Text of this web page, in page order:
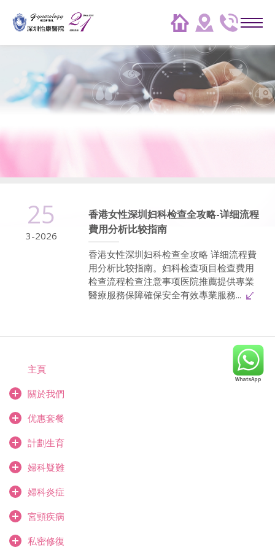
25
3-2026
香港女性深圳妇科检查全攻略-详细流程
費用分析比较指南
香港女性深圳妇科检查全攻略 详细流程費
用分析比较指南。妇科检查项目检查費用
检查流程检查注意事项医院推薦提供專業
醫療服務保障確保安全有效專業服務...
主頁
關於我們
优惠套餐
計劃生育
婦科疑難
婦科炎症
宮頸疾病
私密修復